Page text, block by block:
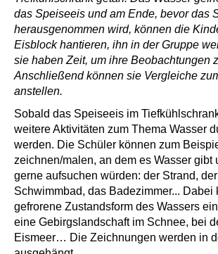
das Speiseeis und am Ende, bevor das
herausgenommen wird, können die
Eisblock hantieren, ihn in der Gruppe
sie haben Zeit, um ihre Beobachtungen
Anschließend können sie Vergleiche
anstellen.
Sobald das Speiseeis im
weitere Aktivitäten zum Thema Wasser
werden. Die Schüler können zum
zeichnen/malen, an dem es Wasser gibt
gerne aufsuchen würden: der Strand,
Schwimmbad, das Badezimmer... Dabei
gefrorene Zustandsform des Wassers
eine Gebirgslandschaft im Schnee, bei
Eismeer… Die Zeichnungen werden in